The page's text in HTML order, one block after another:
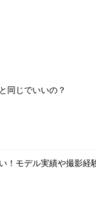
同じでいいの？
！モデル実績や撮影経